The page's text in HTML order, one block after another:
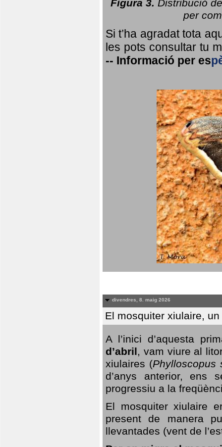
Figura 3. Distribució
per
Si t’ha agradat tota
les pots consultar tu
-- Informació per es
divendres, 8. maig 2026
El mosquiter xiulaire,
A l’inici d’aquesta
d’abril, vam viure al
xiulaires (Phylloscopus
d’anys anterior, ens
progressiu a la
El mosquiter xiulaire
present de manera
llevantades (vent de